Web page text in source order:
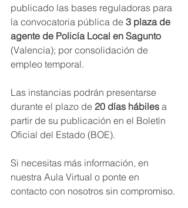
publicado las bases reguladoras para
la convocatoria pública de 3 plaza de
agente de Policía Local en Sagunto
(Valencia); por consolidación de
empleo temporal.
Las instancias podrán presentarse
durante el plazo de 20 días hábiles a
partir de su publicación en el Boletín
Oficial del Estado (BOE).
Si necesitas más información, en
nuestra Aula Virtual o ponte en
contacto con nosotros sin compromiso.